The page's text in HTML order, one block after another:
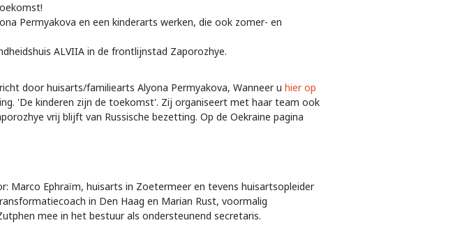
Permyakova en een kinderarts werken, die ook zomer- en
ALVIIA in de frontlijnstad Zaporozhye.
door huisarts/familiearts Alyona Permyakova, Wanneer u hier op
'De kinderen zijn de toekomst'. Zij organiseert met haar team ook
vrij blijft van Russische bezetting. Op de Oekraine pagina
Marco Ephraïm, huisarts in Zoetermeer en tevens huisartsopleider
in Den Haag en Marian Rust, voormalig
mee in het bestuur als ondersteunend secretaris.